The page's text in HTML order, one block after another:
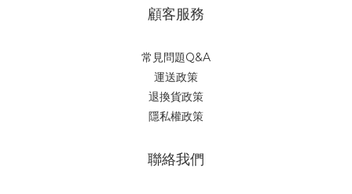
顧客服務
常見問題Q&A
運送政策
退換貨政策
隱私權政策
聯絡我們